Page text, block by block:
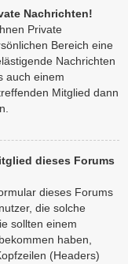
Nachrichten!
Private
Bereich eine
Nachrichten
auch einem
Mitglied dann
dieses Forums
dieses Forums
die solche
sollten einem
haben,
(Headers)